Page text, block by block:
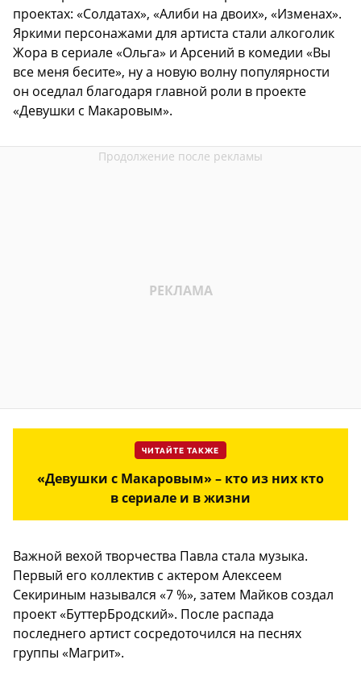
проектах: «Солдатах», «Алиби на двоих», «Изменах».
Яркими персонажами для артиста стали алкоголик
Жора в сериале «Ольга» и Арсений в комедии «Вы
все меня бесите», ну а новую волну популярности
он оседлал благодаря главной роли в проекте
«Девушки с Макаровым».
ЧИТАЙТЕ ТАКЖЕ
«Девушки с Макаровым» – кто из них кто
в сериале и в жизни
Важной вехой творчества Павла стала музыка.
Первый его коллектив с актером Алексеем
Секириным назывался «7 %», затем Майков создал
проект «БуттерБродский». После распада
последнего артист сосредоточился на песнях
группы «Магрит».